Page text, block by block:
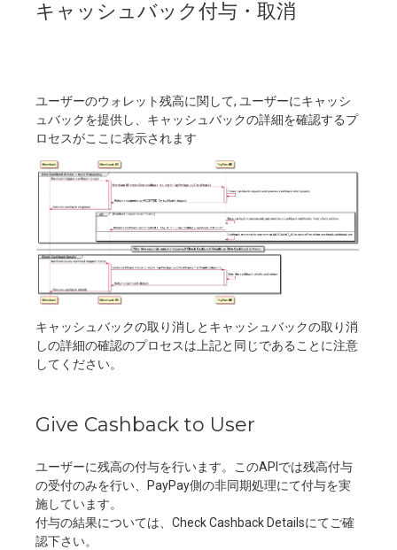
キャッシュバック付与・取消
ユーザーのウォレット残高に関して, ユーザーにキャッシ
ュバックを提供し、キャッシュバックの詳細を確認するプ
ロセスがここに表示されます
キャッシュバックの取り消しとキャッシュバックの取り消
しの詳細の確認のプロセスは上記と同じであることに注意
してください。
Give Cashback to User
ユーザーに残高の付与を行います。このAPIでは残高付与
の受付のみを行い、PayPay側の非同期処理にて付与を実
施しています。
付与の結果については、Check Cashback Detailsにてご確
認下さい。